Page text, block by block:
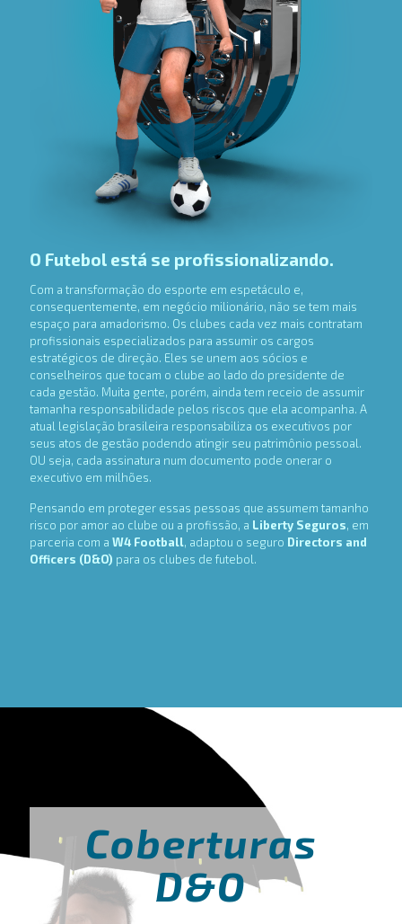
O Futebol está se profissionalizando.
Com a transformação do esporte em espetáculo e,
consequentemente, em negócio milionário, não se tem mais
espaço para amadorismo. Os clubes cada vez mais contratam
profissionais especializados para assumir os cargos
estratégicos de direção. Eles se unem aos sócios e
conselheiros que tocam o clube ao lado do presidente de
cada gestão. Muita gente, porém, ainda tem receio de assumir
tamanha responsabilidade pelos riscos que ela acompanha. A
atual legislação brasileira responsabiliza os executivos por
seus atos de gestão podendo atingir seu patrimônio pessoal.
OU seja, cada assinatura num documento pode onerar o
executivo em milhões.
Pensando em proteger essas pessoas que assumem tamanho
risco por amor ao clube ou a profissão, a Liberty Seguros, em
parceria com a W4 Football, adaptou o seguro Directors and
Officers (D&O) para os clubes de futebol.
Coberturas
D&O